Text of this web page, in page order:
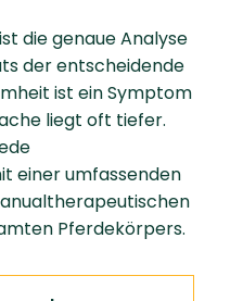
die genaue Analyse
der entscheidende
ist ein Symptom
liegt oft tiefer.
einerumfassenden
Pferdekörpers.